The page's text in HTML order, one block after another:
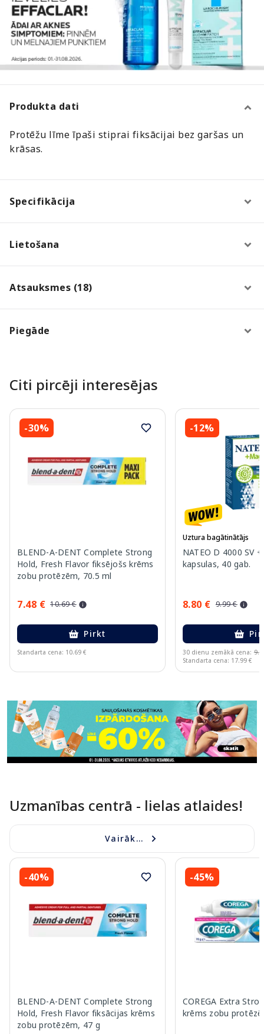
Produkta dati
Protēžu līme īpaši stiprai fiksācijai bez garšas un
krāsas.
Specifikācija
Lietošana
Atsauksmes (18)
Piegāde
Citi pircēji interesējas
-30%
BLEND-A-DENT Complete Strong
Hold, Fresh Flavor fiksējošs krēms
zobu protēzēm, 70.5 ml
7.48 € 10.69 €
Pirkt
Standarta cena: 10.69 €
-12%
Uztura bagātinātājs
NATEO D 4000 SV
kapsulas, 40 gab.
8.80 € 9.99 €
30 dienu zemākā cena:
Standarta cena: 17.99 €
Uzmanības centrā - lielas atlaides!
Vairāk...
-40%
BLEND-A-DENT Complete Strong
Hold, Fresh Flavor fiksācijas krēms
zobu protēzēm, 47 g
-45%
COREGA Extra
krēms zobu